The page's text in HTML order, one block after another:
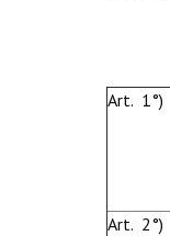
Art. 1°)
Art. 2°)